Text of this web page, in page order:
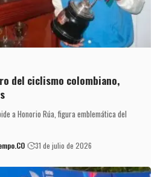
del ciclismo colombiano,
a Honorio Rúa, figura emblemática del
31 de julio de 2026